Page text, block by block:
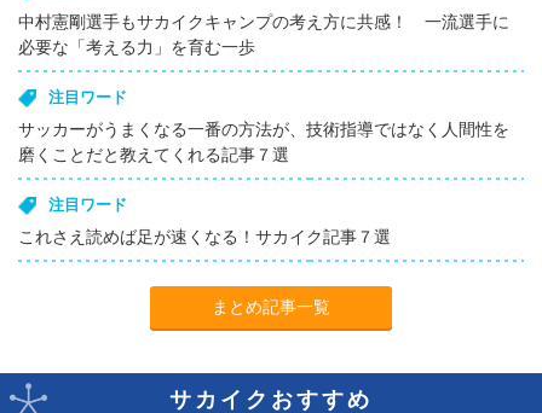
中村憲剛選手もサカイクキャンプの考え方に共感！ 一流選手に
必要な「考える力」を育む一歩
注目ワード
サッカーがうまくなる一番の方法が、技術指導ではなく人間性を
磨くことだと教えてくれる記事７選
注目ワード
これさえ読めば足が速くなる！サカイク記事７選
まとめ記事一覧
サカイクおすすめ